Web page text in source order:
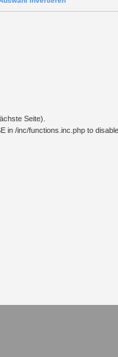
Seite).
in /inc/functions.inc.php to